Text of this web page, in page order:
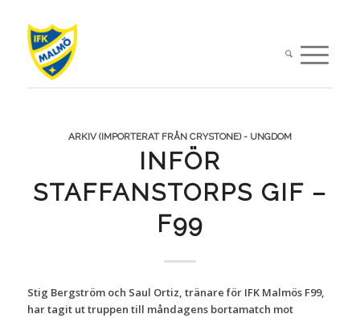
ARKIV (IMPORTERAT FRÅN CRYSTONE) - UNGDOM
INFÖR
STAFFANSTORPS GIF –
F99
Stig Bergström och Saul Ortiz, tränare för IFK Malmös F99,
har tagit ut truppen till måndagens bortamatch mot